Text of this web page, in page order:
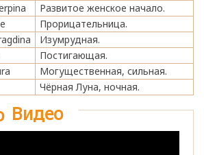
Развитое женское начало.
Прорицательница.
Изумрудная.
Постигающая.
Могущественная, сильная.
Чёрная Луна, ночная.
Видео